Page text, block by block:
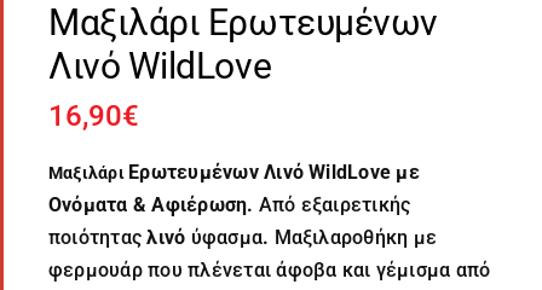
Μαξιλάρι Ερωτευμένων
Λινό WildLove
16,90€
Μαξιλάρι ΕρωτευμένωνΛινό WildLove με
Ονόματα & Αφιέρωση. Από εξαιρετικής
ποιότηταςλινό ύφασμα. Μαξιλαροθήκη με
φερμουάρ που πλένεται άφοβα και γέμισμα από